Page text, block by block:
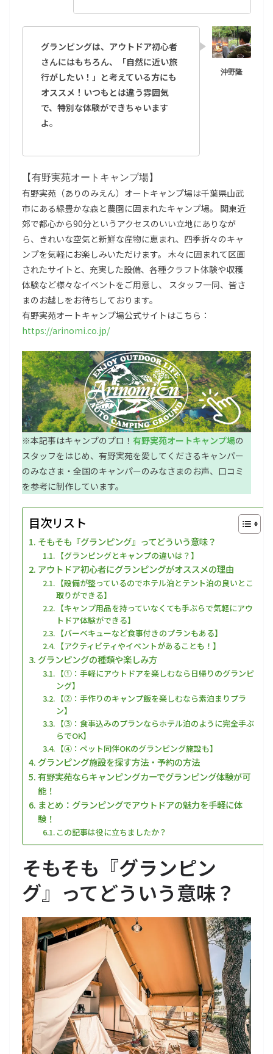
グランピングは、アウトドア初心者
さんにはもちろん、「自然に近い旅
行がしたい！」と考えている方にも
オススメ！いつもとは違う雰囲気
で、特別な体験ができちゃいます
よ。
【有野実苑オートキャンプ場】
有野実苑（ありのみえん）オートキャンプ場は千葉県山武
市にある緑豊かな森と農園に囲まれたキャンプ場。 関東近
郊で都心から90分というアクセスのいい立地にありなが
ら、きれいな空気と新鮮な産物に恵まれ、四季折々のキャ
ンプを気軽にお楽しみいただけます。 木々に囲まれて区画
されたサイトと、充実した設備、各種クラフト体験や収穫
体験など様々なイベントをご用意し、 スタッフ一同、皆さ
まのお越しをお待ちしております。
有野実苑オートキャンプ場公式サイトはこちら：
https://arinomi.co.jp/
※本記事はキャンプのプロ！ 有野実苑オートキャンプ場の
スタッフをはじめ、有野実苑を愛してくださるキャンパー
のみなさま・全国のキャンパーのみなさまのお声、口コミ
を参考に制作しています。
目次リスト
そもそも『グランピング』ってどういう意味？
【グランピングとキャンプの違いは？】
アウトドア初心者にグランピングがオススメの理由
【設備が整っているのでホテル泊とテント泊の良いとこ
取りができる】
【キャンプ用品を持っていなくても手ぶらで気軽にアウ
トドア体験ができる】
【バーベキューなど食事付きのプランもある】
【アクティビティやイベントがあることも！】
グランピングの種類や楽しみ方
【①：手軽にアウトドアを楽しむなら日帰りのグランピ
ング】
【②：手作りのキャンプ飯を楽しむなら素泊まりプラ
ン】
【③：食事込みのプランならホテル泊のように完全手ぶ
らでOK】
【④：ペット同伴OKのグランピング施設も】
グランピング施設を探す方法・予約の方法
有野実苑ならキャンピングカーでグランピング体験が可
能！
まとめ：グランピングでアウトドアの魅力を手軽に体
験！
この記事は役に立ちましたか？
そもそも『グランピン
グ』ってどういう意味？